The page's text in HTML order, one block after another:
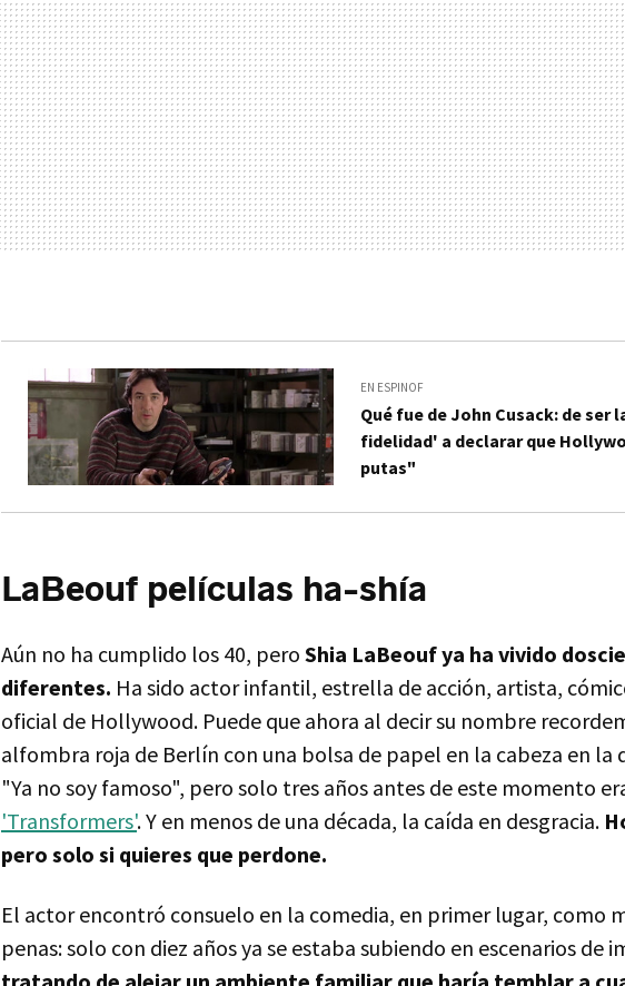
EN ESPINOF
Qué fue de John Cusack: de ser
fidelidad' a declarar que
putas"
LaBeouf películas ha-shía
Aún no ha cumplido los 40, pero Shia LaBeouf ya ha vivido
diferentes. Ha sido actor infantil, estrella de acción, artista,
oficial de Hollywood. Puede que ahora al decir su nombre
alfombra roja de Berlín con una bolsa de papel en la cabeza en la
"Ya no soy famoso", pero solo tres años antes de este momento
'Transformers'. Y en menos de una década, la caída en desgracia.
pero solo si quieres que perdone.
El actor encontró consuelo en la comedia, en primer lugar, como
penas: solo con diez años ya se estaba subiendo en escenarios de